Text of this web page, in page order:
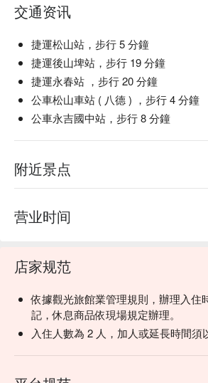
交通资讯
捷運松山站，步行 5 分鐘
捷運後山埤站，步行 19 分鐘
捷運永春站 ，步行 20 分鐘
公車松山車站 ( 八德 ) ，步行 4 分鐘
公車永吉國中站，步行 8 分鐘
附近景点
营业时间
店家规范
依據觀光旅館業管理規則，辦理入住
記，休息商品依現場規定辦理。
入住人數為 2 人，加人或延長時間須